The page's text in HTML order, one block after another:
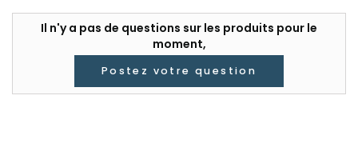
Il n'y a pas de questions sur les produits pour le
moment,
Postez votre question